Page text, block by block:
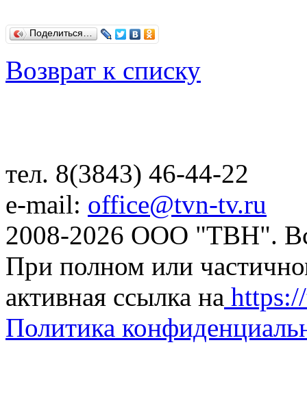
Поделиться…
Возврат к списку
тел. 8(3843) 46-44-22
e-mail: office@tvn-tv.ru
2008-2026 ООО "ТВН".
При полном или
активная ссылка на
Политика